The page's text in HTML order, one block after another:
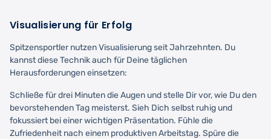
Visualisierung für Erfolg
Spitzensportler nutzen Visualisierung seit Jahrzehnten. Du
kannst diese Technik auch für Deine täglichen
Herausforderungen einsetzen:
Schließe für drei Minuten die Augen und stelle Dir vor, wie Du den
bevorstehenden Tag meisterst. Sieh Dich selbst ruhig und
fokussiert bei einer wichtigen Präsentation. Fühle die
Zufriedenheit nach einem produktiven Arbeitstag. Spüre die